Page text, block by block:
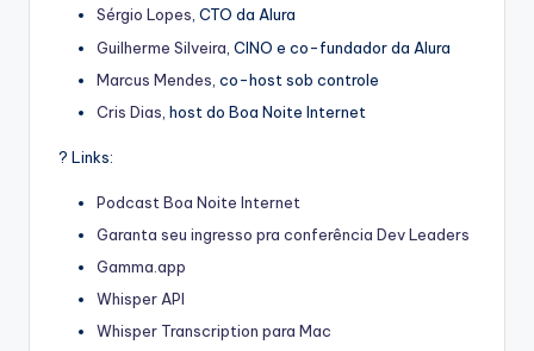
Sérgio Lopes, CTO da Alura
Guilherme Silveira , CINO e co-fundador da Alura
Marcus Mendes , co-host sob controle
Cris Dias , host do Boa Noite Internet
? Links:
Podcast Boa Noite Internet
Garanta seu ingresso pra conferência Dev Leaders
Gamma.app
Whisper API
Whisper Transcription para Mac